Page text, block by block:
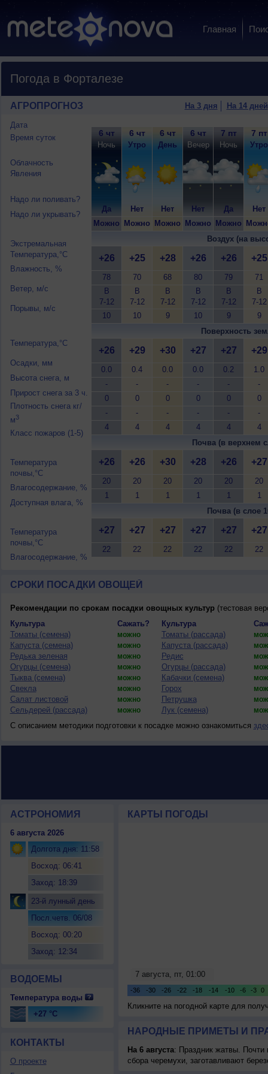
Главная
Погода в Форталезе
АГРОПРОГНОЗ На 3 дня На 14 дней
Дата
Время суток
Облачность
Явления
Надо ли поливать?
Надо ли укрывать?
Экстремальная
Температура,°C
Влажность, %
Ветер, м/с
Порывы, м/с
Температура,°C
Осадки, мм
Высота снега, м
Прирост снега за 3 ч.
Плотность снега кг/
м3
Класс пожаров (1-5)
Температура
почвы,°C
Влагосодержание, %
Доступная влага, %
Температура
почвы,°C
Влагосодержание, %
6 чт
Ночь
Да
Можно
6 чт
Утро
Нет
Можно
6 чт
День
Нет
Можно
6 чт
Вечер
Нет
Можно
7 пт
Ночь
Да
Можно
7 пт
Утро
Нет
Воздух (на
+26
78
В
7-12
10
+25
70
В
7-12
10
+28
68
В
7-12
9
+26
80
В
7-12
10
+26
79
В
7-12
9
+25
71
В
7-12
9
Поверхность
+26
0.0
-
0
-
4
+29
0.4
-
0
-
4
+30
0.0
-
0
-
4
+27
0.0
-
0
-
4
+27
0.2
-
0
-
4
+29
1.0
-
0
-
4
Почва (в верхнем
+26
20
1
+26
20
1
+30
20
1
+28
20
1
+26
20
1
+27
20
1
Почва (в слое
+27
22
+27
22
+27
22
+27
22
+27
22
+27
22
СРОКИ ПОСАДКИ ОВОЩЕЙ
Рекомендации по срокам посадки овощных культур(тестовая
Культура
Сажать? Культура
Томаты (семена)
можно Томаты (рассада)
Капуста (семена) можно Капуста (рассада)
Редька зеленая можно Редис
Огурцы (семена) можно Огурцы (рассада)
Тыква (семена) можно Кабачки (семена)
Свекла можно Горох
Салат листовой можно Петрушка
Сельдерей (рассада) можно Лук (семена)
С описанием методики подготовки к посадке можно ознакомиться
АСТРОНОМИЯ
6 августа 2026
Долгота дня: 11:58
Восход: 06:41
Заход: 18:39
23-й лунный день
Посл.четв. 06/08
Восход: 00:20
Заход: 12:34
ВОДОЕМЫ
Температура воды
+27 °C
КОНТАКТЫ
О проекте
КАРТЫ ПОГОДЫ
Кликните на погодной карте для
НАРОДНЫЕ ПРИМЕТЫ И
На 6 августа: Праздник жатвы. Почти
сбора черемухи, заготавливают